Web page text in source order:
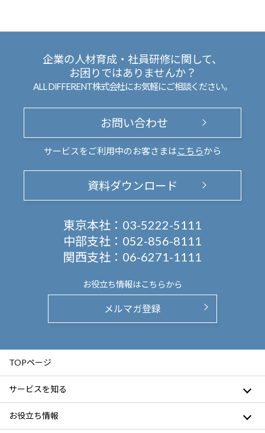
企業の人材育成・社員研修に関して、
お困りではありませんか？
ALL DIFFERENT株式会社にお気軽にご相談ください。
お問い合わせ
サービスをご利用中のお客さまは こちらから
資料ダウンロード
東京本社： 03-5222-5111
中部支社： 052-856-8111
関西支社： 06-6271-1111
お役立ち情報はこちらから
メルマガ登録
TOPページ
サービスを知る
お役立ち情報